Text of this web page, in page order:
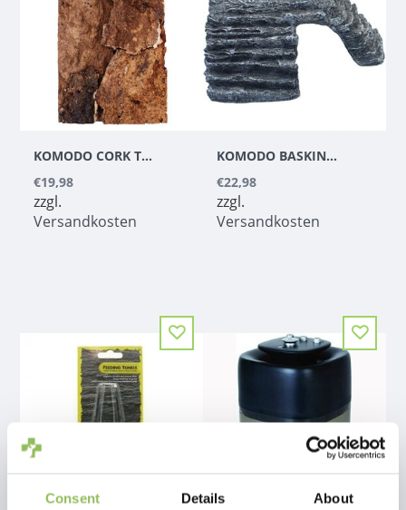
Consent Details About
KOMODO CORK TERRARIUM BACKGROUND DESERT
€19,98
zzgl.
Versandkosten
KOMODO BASKING PLATFORM CORNER RAMP GREY
€22,98
zzgl.
Versandkosten